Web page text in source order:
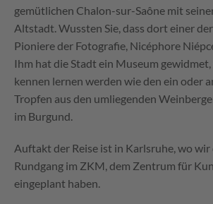
gemütlichen Chalon-sur-Saône mit
Altstadt. Wussten Sie, dass dort einer
Pioniere der Fotografie, Nicéphore
Ihm hat die Stadt ein Museum
kennen lernen werden wie den ein oder
Tropfen aus den umliegenden
im Burgund.
Auftakt der Reise ist in Karlsruhe, wo
Rundgang im ZKM, dem Zentrum für
eingeplant haben.